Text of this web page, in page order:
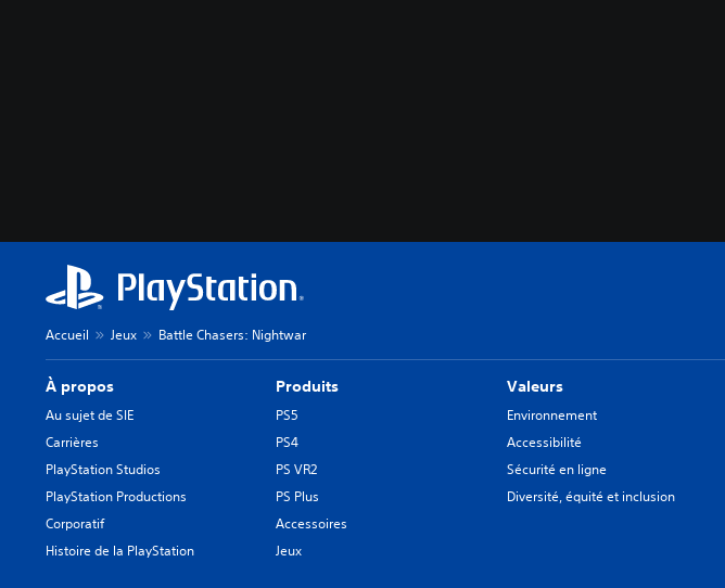
Accueil Jeux Battle Chasers: Nightwar
À propos
Au sujet de SIE
Carrières
PlayStation Studios
PlayStation Productions
Corporatif
Histoire de la PlayStation
Produits
PS5
PS4
PS VR2
PS Plus
Accessoires
Jeux
Valeurs
Environnement
Accessibilité
Sécurité en ligne
Diversité, équité et inclusion